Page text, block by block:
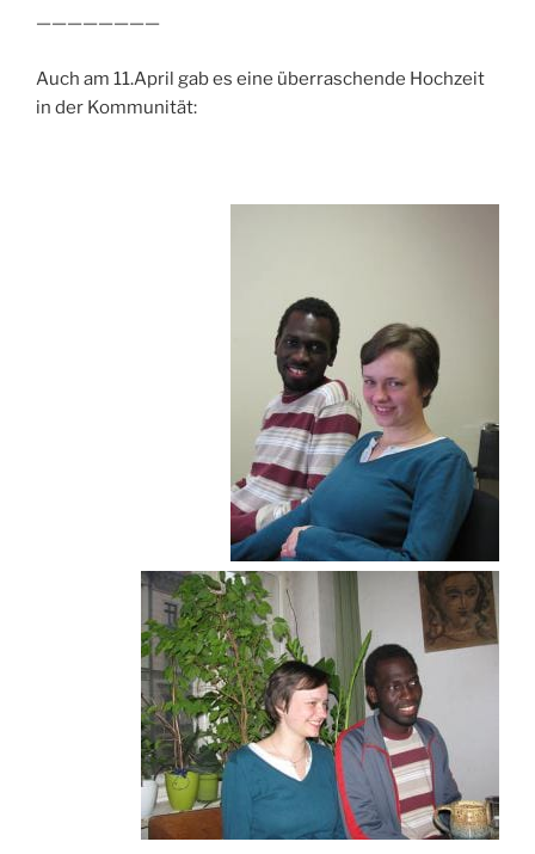
————————
Auch am 11.April gab es eine überraschende Hochzeit
in der Kommunität: